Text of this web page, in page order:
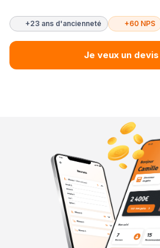
+23 ans d'ancienneté +60 NPS
Je veux un